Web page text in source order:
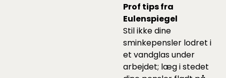
Prof tips fra
Eulenspiegel
Stil ikke dine
sminkepensler lodret i
et vandglas under
arbejdet; læg i stedet